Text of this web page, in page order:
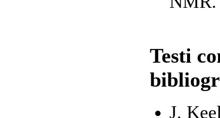
Testi
J.